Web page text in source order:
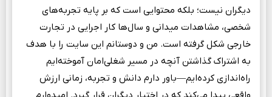
دیگران نیست؛ بلکه محتوایی است که بر پایه تجربه‌های
شخصی، مشاهدات میدانی و سال‌ها کار اجرایی در تجارت
خارجی شکل گرفته است. من و دوستانم این سایت را با هدف
به اشتراک گذاشتن آنچه در مسیر شغلی‌امان آموخته‌ایم
راه‌اندازی کرده‌ایم—باور دارم دانش و تجربه، زمانی ارزش